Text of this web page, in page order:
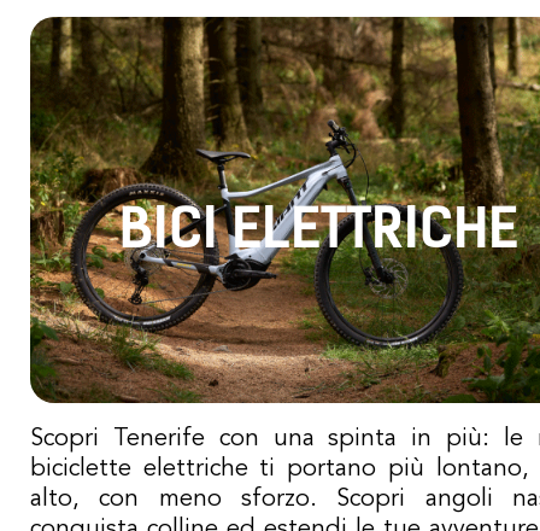
BICI ELETTRICHE
Scopri Tenerife con una spinta in più: le
biciclette elettriche ti portano più
alto, con meno sforzo. Scopri angoli